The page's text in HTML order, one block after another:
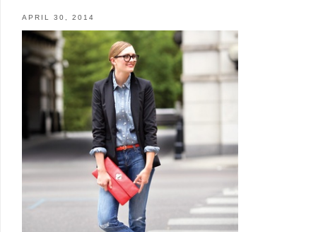
APRIL 30, 2014